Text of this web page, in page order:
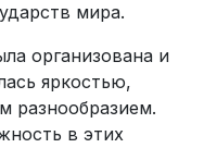
мира.
организована и
яркостью,
разнообразием.
в этих